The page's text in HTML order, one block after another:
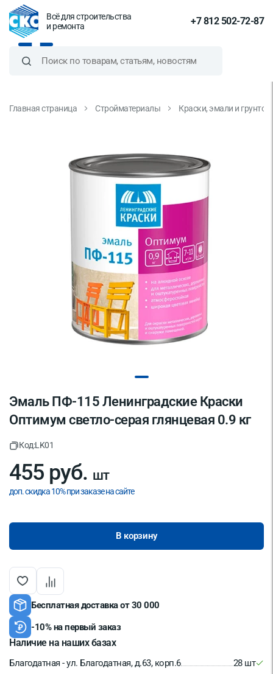
Всё для строительства
и ремонта
+7 812 502-72-87
Главная страница Стройматериалы Краски, эмали и
Эмаль ПФ-115 Ленинградские Краски
Оптимум светло-серая глянцевая 0.9 кг
Код:LK01
455 руб. шт
доп. скидка 10% при заказе на сайте
В корзину
Бесплатная доставка от 30 000
-10% на первый заказ
Наличие на наших базах
Благодатная - ул. Благодатная, д.63, корп.6 28 шт